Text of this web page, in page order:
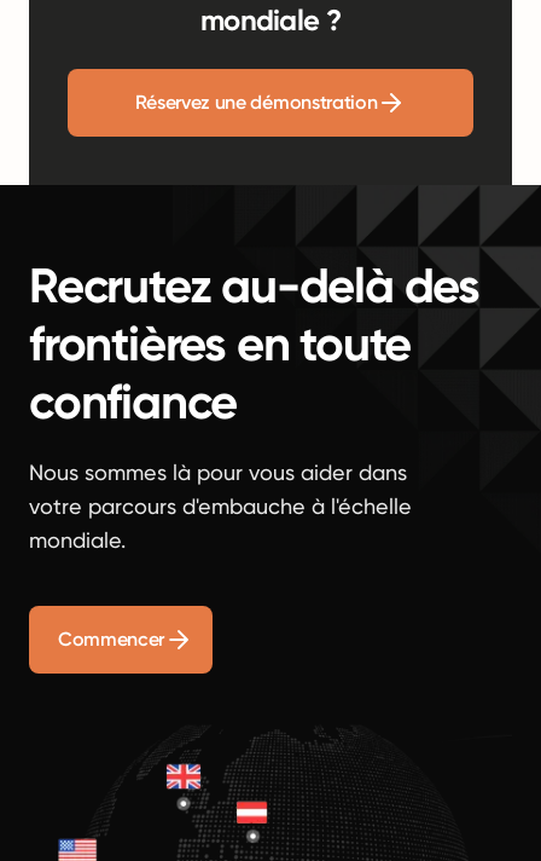
mondiale ?
Réservez une démonstration
Recrutez au-delà des
frontières en toute
confiance
Nous sommes là pour vous aider dans
votre parcours d'embauche à l'échelle
mondiale.
Commencer